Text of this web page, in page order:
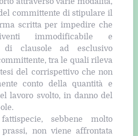
committente di stipulare il
scritta per impedire che
immodificabile e
di clausole ad esclusivo
tra le quali rileva
del corrispettivo che non
conto della quantità e
lavoro svolto, in danno del
sebbene molto
non viene affrontata